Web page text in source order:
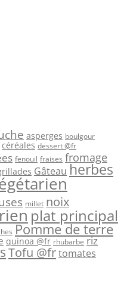
asperges boulgour
céréales dessert @fr
fenouil fraises fromage
Gâteau herbes
millet noix
plat principal
Pomme de terre
quinoa @fr rhubarbe riz
Tofu @frtomates